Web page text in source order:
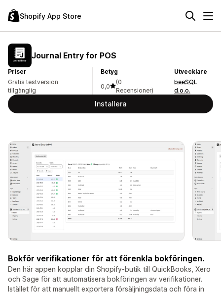
Shopify App Store
Journal Entry for POS
Priser
Gratis testversion
tillgänglig
Betyg
0,0
(0
Recensioner)
Utvecklare
beeSQL
d.o.o.
Installera
Bokför verifikationer för att förenkla bokföringen.
Den här appen kopplar din Shopify-butik till QuickBooks, Xero
och Sage för att automatisera bokföringen av verifikationer.
Istället för att manuellt exportera försäljningsdata och föra in